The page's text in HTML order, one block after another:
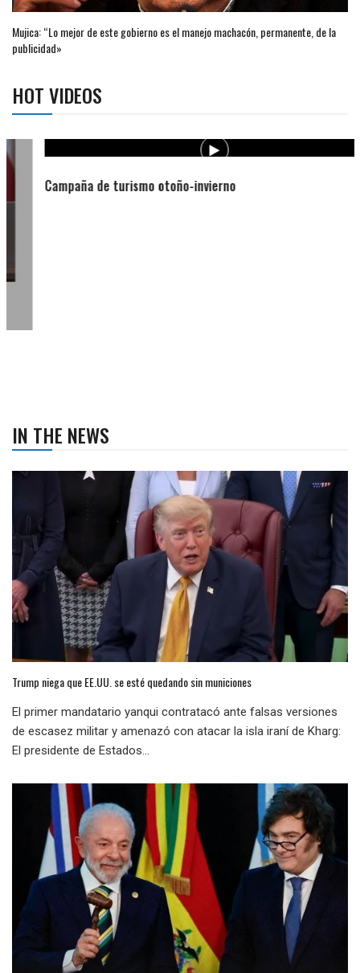
Mujica: “Lo mejor de este gobierno es el manejo machacón, permanente, de la
publicidad»
HOT VIDEOS
Campaña de turismo otoño-invierno
IN THE NEWS
Trump niega que EE.UU. se esté quedando sin municiones
El primer mandatario yanqui contratacó ante falsas versiones
de escasez militar y amenazó con atacar la isla iraní de Kharg:
El presidente de Estados...